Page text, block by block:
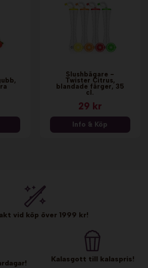
Slushbägare -
Twister Citrus,
blandade färger, 35
cl.
29 kr
Info & Köp
vid köp över 1999 kr!
Kalasgott till kalaspris!